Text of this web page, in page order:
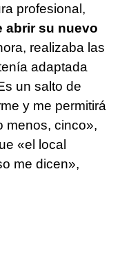
profesional,
abrir su nuevo
realizaba las
adaptada
un salto de
y me permitirá
menos, cinco»,
«el local
me dicen»,